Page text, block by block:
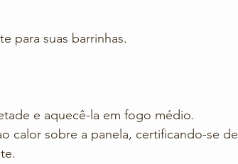
para suas barrinhas.
e aquecê-la em fogo médio.
calor sobre a panela, certificando-se de